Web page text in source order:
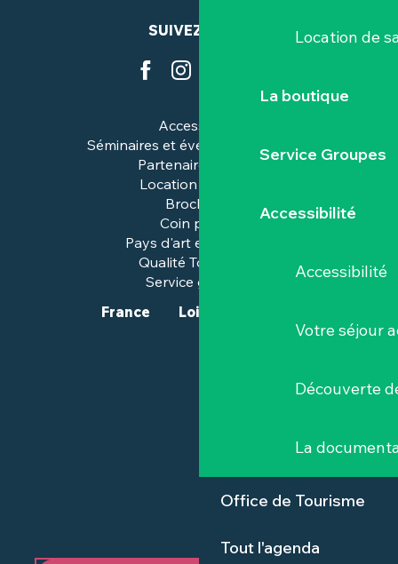
Location de
La boutique
Service Groupes
Accessibilité
Accessibilité
Votre séjour
Découverte
La
Office de Tourisme
Tout l'agenda
SUIVEZ-NOUS
Accessibilité
Séminaires et événements pros
Partenaires & pros
Location de salles
Brochures
Coin presse
Pays d'art et d'histoire
Qualité Tourisme™
Service groupes
France
Loire-Atlantique